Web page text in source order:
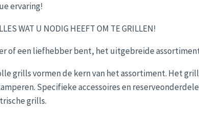
ervaring!
WAT U NODIG HEEFT OM TE GRILLEN!
of een liefhebber bent, het uitgebreide
grills vormen de kern van het assortiment. Het
Specifieke accessoires en
grills.